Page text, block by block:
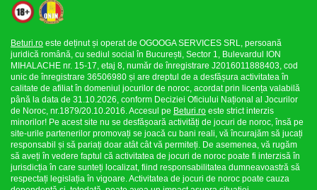
Beturi.ro este deținut și operat de OGOOGA SERVICES SRL, persoană
juridică română, cu sediul social în București, Sector 1, Bulevardul ION
MIHALACHE nr. 15-17, etaj 8, număr de înregistrare J2016011888403, cod
unic de înregistrare 36506980 și are dreptul de a desfășura activitatea în
calitate de afiliat în domeniul jocurilor de noroc, acordat prin licența valabilă
până la data de 31.10.2026, conform Deciziei Oficiului Național al Jocurilor
de Noroc, nr.1879/20.10.2016. Accesul pe Beturi.ro este strict interzis
minorilor! Pe acest site nu se desfășoară activități de jocuri de noroc, însă pe
site-urile partenerilor promovați se joacă cu bani reali, vă încurajăm să jucați
responsabil și să pariați doar atât cât vă permiteți. De asemenea, vă rugăm
să aveți în vedere faptul că activitatea de jocuri de noroc poate fi interzisă în
jurisdicția în care sunteți localizat, fiind responsabilitatea dumneavoastră să
respectați legislația în vigoare. Activitatea de jocuri de noroc poate cauza